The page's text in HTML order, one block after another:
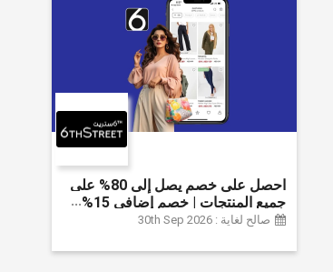
احصل على خصم يصل إلى 80% على
جميع المنتجات | خصم إضافي 15%
صالح لغاية : 30th Sep 2026